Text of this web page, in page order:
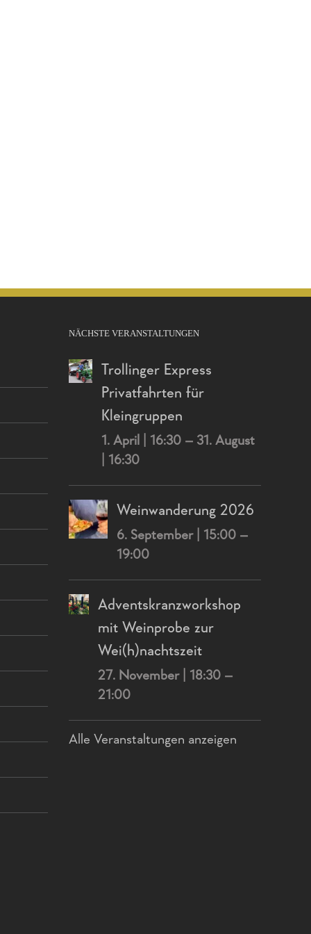
NÄCHSTE VERANSTALTUNGEN
Trollinger Express
Privatfahrten für
Kleingruppen
1. April | 16:30 – 31. August
| 16:30
Weinwanderung 2026
6. September | 15:00 –
19:00
Adventskranzworkshop
mit Weinprobe zur
Wei(h)nachtszeit
27. November | 18:30–
21:00
Alle Veranstaltungen anzeigen